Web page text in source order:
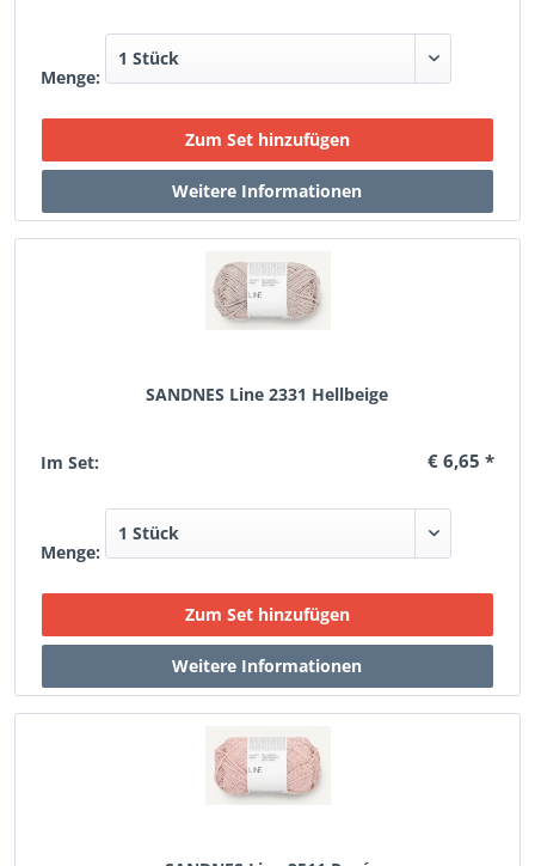
Menge:
SANDNES Line 2331 Hellbeige
Im Set: € 6,65 *
Menge: